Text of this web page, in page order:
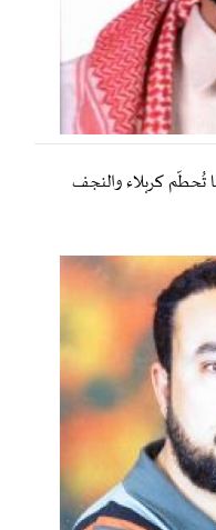
تُحطّم كربلاء والنجف